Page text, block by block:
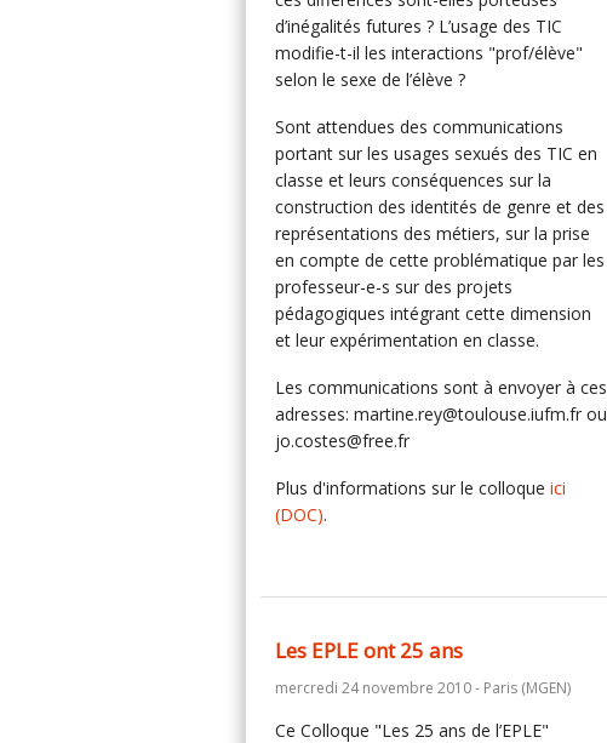
d’inégalités futures ? L’usage des TIC
modifie-t-il les interactions "prof/élève"
selon le sexe de l’élève ?
Sont attendues des communications
portant sur les usages sexués des TIC en
classe et leurs conséquences sur la
construction des identités de genre et des
représentations des métiers, sur la prise
en compte de cette problématique par les
professeur-e-s sur des projets
pédagogiques intégrant cette dimension
et leur expérimentation en classe.
Les communications sont à envoyer à ces
adresses: martine.rey@toulouse.iufm.fr ou
jo.costes@free.fr
Plus d'informations sur le colloque ici
(DOC).
Les EPLE ont 25 ans
mercredi 24 novembre 2010 - Paris (MGEN)
Ce Colloque "Les 25 ans de l’EPLE"